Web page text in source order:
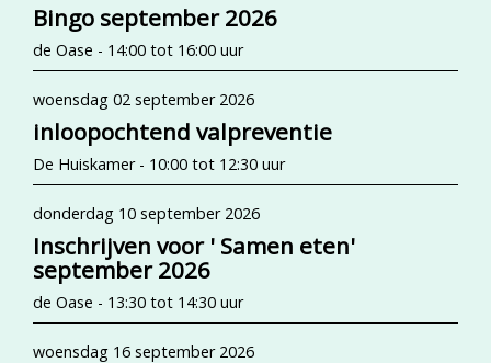
Bingo september 2026
de Oase - 14:00 tot 16:00 uur
woensdag 02 september 2026
inloopochtend valpreventie
De Huiskamer - 10:00 tot 12:30 uur
donderdag 10 september 2026
Inschrijven voor ' Samen eten'
september 2026
de Oase - 13:30 tot 14:30 uur
woensdag 16 september 2026